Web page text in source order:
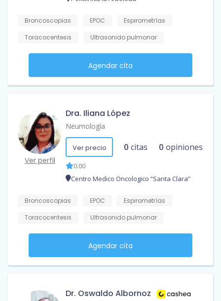
Broncoscopias EPOC
Espirometrías
Toracocentesis
Ultrasonido pulmonar
Agendar cita
Ver perfil
Dra. Iliana López
Neumología
Ver precio 0 citas 0 opiniones
0.00
Centro Medico Oncologico “Santa Clara”
Broncoscopias EPOC
Espirometrías
Toracocentesis
Ultrasonido pulmonar
Agendar cita
Dr. Oswaldo Albornoz